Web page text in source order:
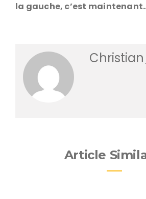
la gauche, c’est
Article